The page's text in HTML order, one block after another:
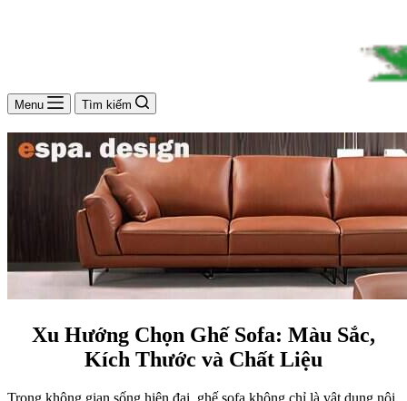
Menu Tìm kiếm
Xu Hướng Chọn Ghế Sofa: Màu Sắc,
Kích Thước và Chất Liệu
Trong không gian sống hiện đại, ghế sofa không chỉ là vật dụng nội